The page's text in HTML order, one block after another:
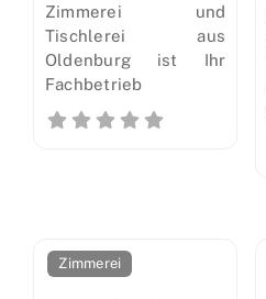
Zimmerei und
Tischlerei aus
Oldenburg ist Ihr
Fachbetrieb
Zimmerei